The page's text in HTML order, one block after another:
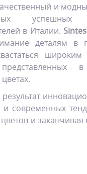
и
успешных
в Италии.
деталям в
широким
результат
и современных
и